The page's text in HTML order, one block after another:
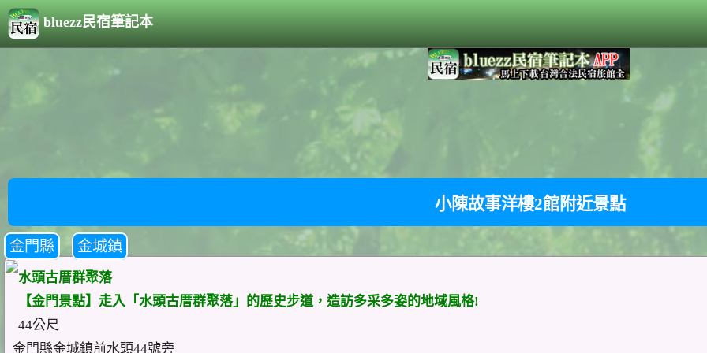
bluezz民宿筆記本
小陳故事洋樓2館附近景點
金門縣 金城鎮
水頭古厝群聚落
【金門景點】走入「水頭古厝群聚落」的歷史步道，造訪多采多姿的地域風格!
44公尺
金門縣金城鎮前水頭44號旁